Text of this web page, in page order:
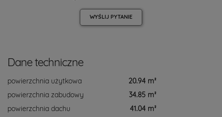
WYŚLIJ PYTANIE
Dane techniczne
powierzchnia użytkowa
20.94 m²
powierzchnia zabudowy
34.85 m²
powierzchnia dachu
41.04 m²